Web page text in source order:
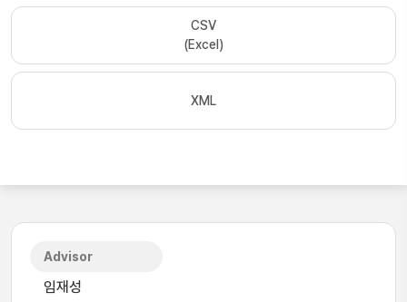
CSV
(Excel)
XML
Advisor
임재성